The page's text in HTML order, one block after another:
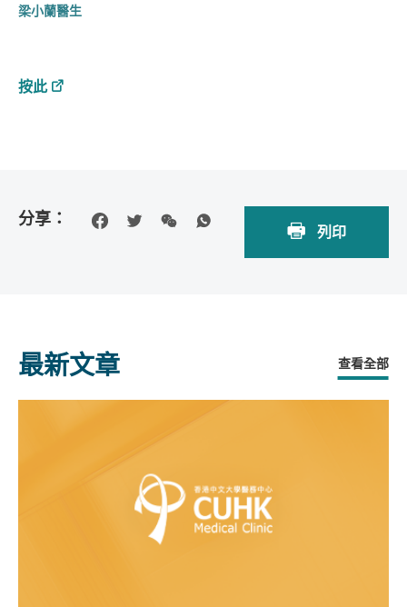
梁小蘭醫生
按此
分享：
列印
最新文章 查看全部